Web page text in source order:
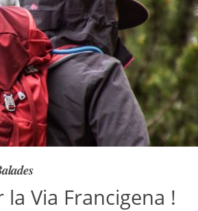
Via Francigena !